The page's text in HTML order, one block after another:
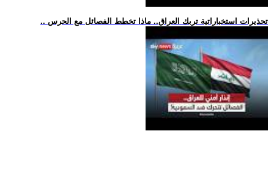
.. تحذيرات استخباراتية تربك العراق.. ماذا تخطط الفصائل مع الحرس